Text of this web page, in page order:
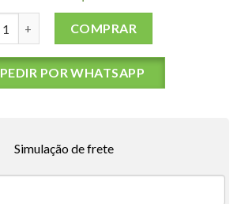
COMPRAR
PEDIR POR WHATSAPP
Simulação de frete